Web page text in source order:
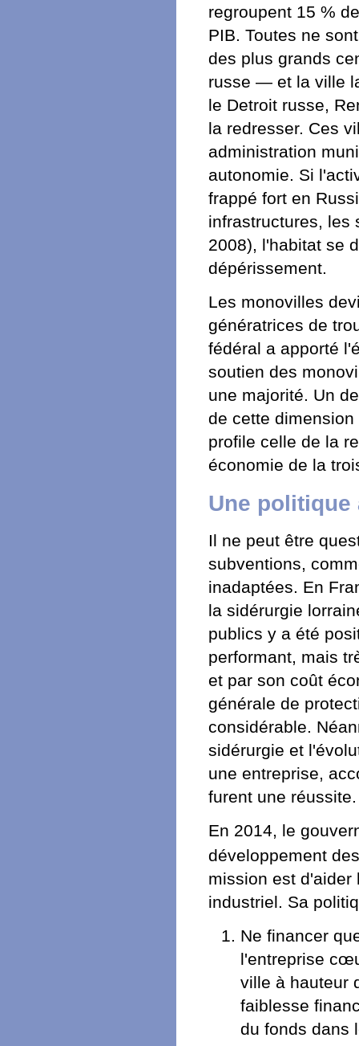
regroupent 15 %
PIB. Toutes ne
des plus grands
russe — et la ville
le Detroit russe,
la redresser. Ces
administration
autonomie. Si
frappé fort en
infrastructures, les
2008), l'habitat se
dépérissement.
Les monovilles
génératrices de
fédéral a apporté
soutien des
une majorité. Un
de cette
profile celle de la
économie de la
Une
Il ne peut être
subventions,
inadaptées. En
la sidérurgie
publics y a été
performant, mais
et par son coût
générale de
considérable.
sidérurgie et
une entreprise,
furent une réussite.
En 2014, le
développement
mission est d'aider
industriel. Sa
Ne financer
l'entreprise
ville à hauteur
faiblesse
du fonds dans